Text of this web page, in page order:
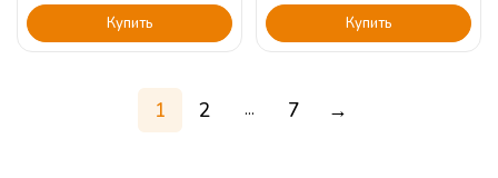
Купить Купить
1 2 ... 7 →